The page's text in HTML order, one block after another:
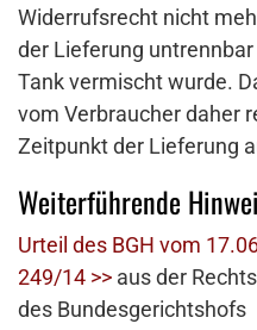
Widerrufsrecht nicht
der Lieferung
Tank vermischt wurde.
vom Verbraucher daher
Zeitpunkt der Lieferung
Weiterführende
Urteil des BGH vom
249/14 >> aus der
des Bundesgerichtshofs